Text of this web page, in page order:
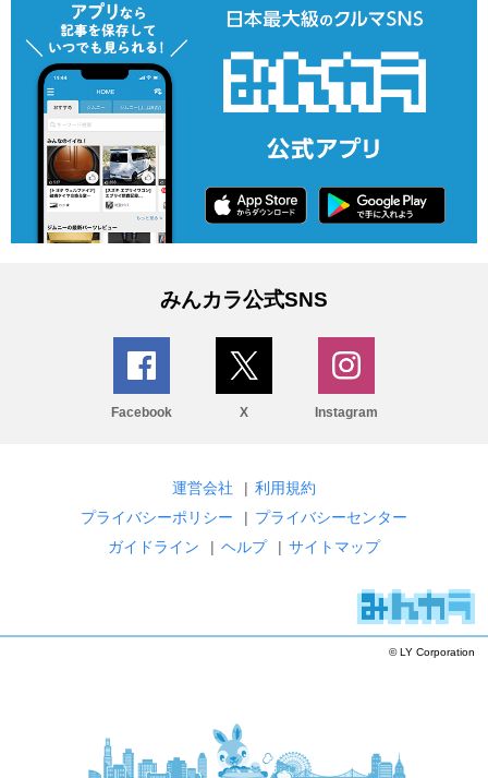
みんカラ公式SNS
Facebook X Instagram
運営会社 | 利用規約
プライバシーポリシー
| プライバシーセンター
ガイドライン
| ヘルプ | サイトマップ
© LY Corporation